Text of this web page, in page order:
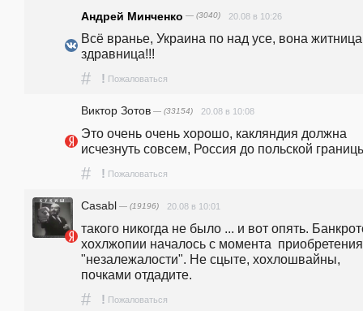
Андрей Минченко — (3040) 20.08 в 10:26
Всё вранье, Украина по над усе, вона
здравница!!!
# ! Пожаловаться
Виктор Зотов — (33154) 20.08 в 10:08
Это очень очень хорошо, какляндия должна
исчезнуть совсем, Россия до польской
# ! Пожаловаться
Casabl — (19196) 20.08 в 10:01
такого никогда не было ... и вот опять.
хохлжопии началось с момента  приобретения
"незалежалости". Не сцыте, хохлошвайны,
почками отдадите.
# ! Пожаловаться